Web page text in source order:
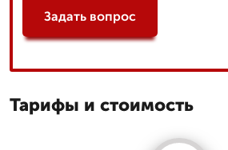
Задать вопрос
Тарифы и стоимость